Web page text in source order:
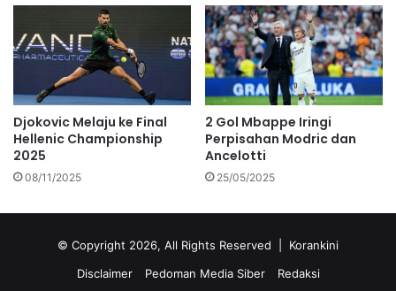
Djokovic Melaju ke Final
Hellenic Championship
2025
08/11/2025
2 Gol Mbappe Iringi
Perpisahan Modric dan
Ancelotti
25/05/2025
© Copyright 2026, All Rights Reserved | Korankini
Disclaimer
Pedoman Media Siber Redaksi